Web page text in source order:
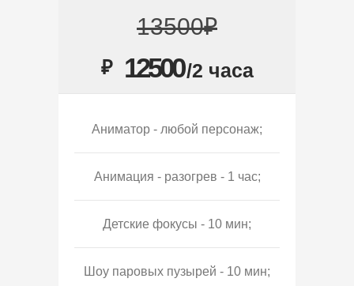
13500₽
₽ 12500/2 часа
Аниматор - любой персонаж;
Анимация - разогрев - 1 час;
Детские фокусы - 10 мин;
Шоу паровых пузырей - 10 мин;